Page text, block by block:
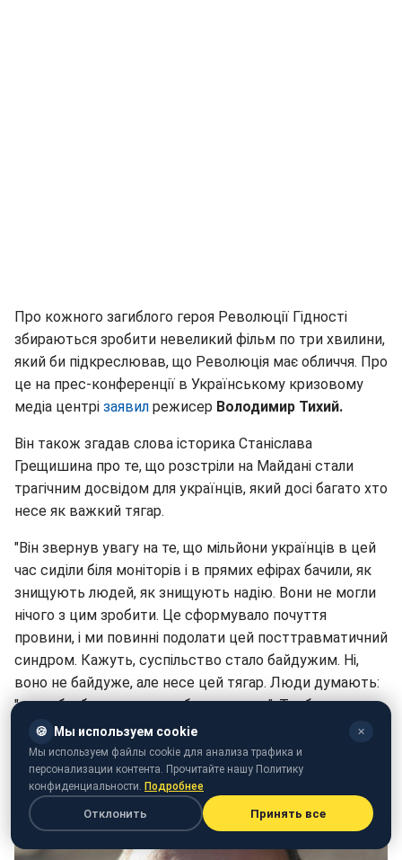
Про кожного загиблого героя Революції Гідності
збираються зробити невеликий фільм по три хвилини,
який би підкреслював, що Революція має обличчя. Про
це на прес-конференції в Українському кризовому
медіа центрі заявил режисер Володимир Тихий.
Він також згадав слова історика Станіслава
Грещишина про те, що розстріли на Майдані стали
трагічним досвідом для українців, який досі багато хто
несе як важкий тягар.
"Він звернув увагу на те, що мільйони українців в цей
час сиділи біля моніторів і в прямих ефірах бачили, як
знищують людей, як знищують надію. Вони не могли
нічого з цим зробити. Це сформувало почуття
провини, і ми повинні подолати цей посттравматичний
синдром. Кажуть, суспільство стало байдужим. Ні,
воно не байдуже, але несе цей тягар. Люди думають:
"якщо б я був там, цього б не сталося". Треба дати
людям допомогти звільнитися від цього тягаря,
подолати його", - сказав Тихий.
🍪 Мы используем cookie ✕
Мы используем файлы cookie для анализа трафика и
персонализации контента. Прочитайте нашу Политику
конфиденциальности. Подробнее
Отклонить Принять все